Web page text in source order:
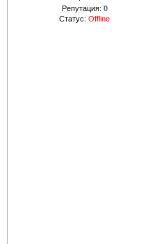
Репутация: 0
Статус: Offline